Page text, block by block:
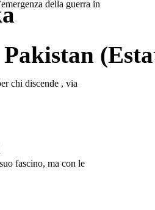
della guerra in
chi discende , via
fascino, ma con le